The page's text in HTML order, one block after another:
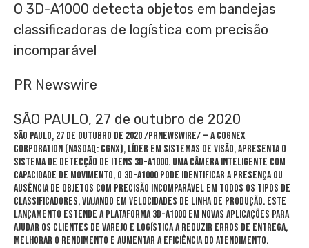
O 3D-A1000 detecta objetos em bandejas
classificadoras de logística com precisão
incomparável
PR Newswire
SÃO PAULO, 27 de outubro de 2020
SÃO PAULO, 27 de outubro de 2020 /PRNewswire/ — A Cognex
Corporation (NASDAQ: CGNX), líder em sistemas de visão, apresenta o
sistema de detecção de itens 3D-A1000. Uma câmera inteligente com
capacidade de movimento, o 3D-A1000 pode identificar a presença ou
ausência de objetos com precisão incomparável em todos os tipos de
classificadores, viajando em velocidades de linha de produção. Este
lançamento estende a plataforma 3D-A1000 em novas aplicações para
ajudar os clientes de varejo e logística a reduzir erros de entrega,
melhorar o rendimento e aumentar a eficiência do atendimento.